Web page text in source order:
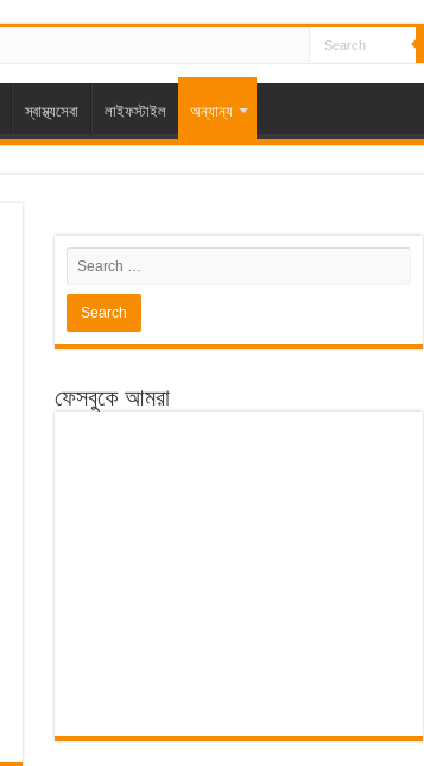
স্বাস্থ্যসেবা লাইফস্টাইল অন্যান্য
ফেসবুকে আমরা